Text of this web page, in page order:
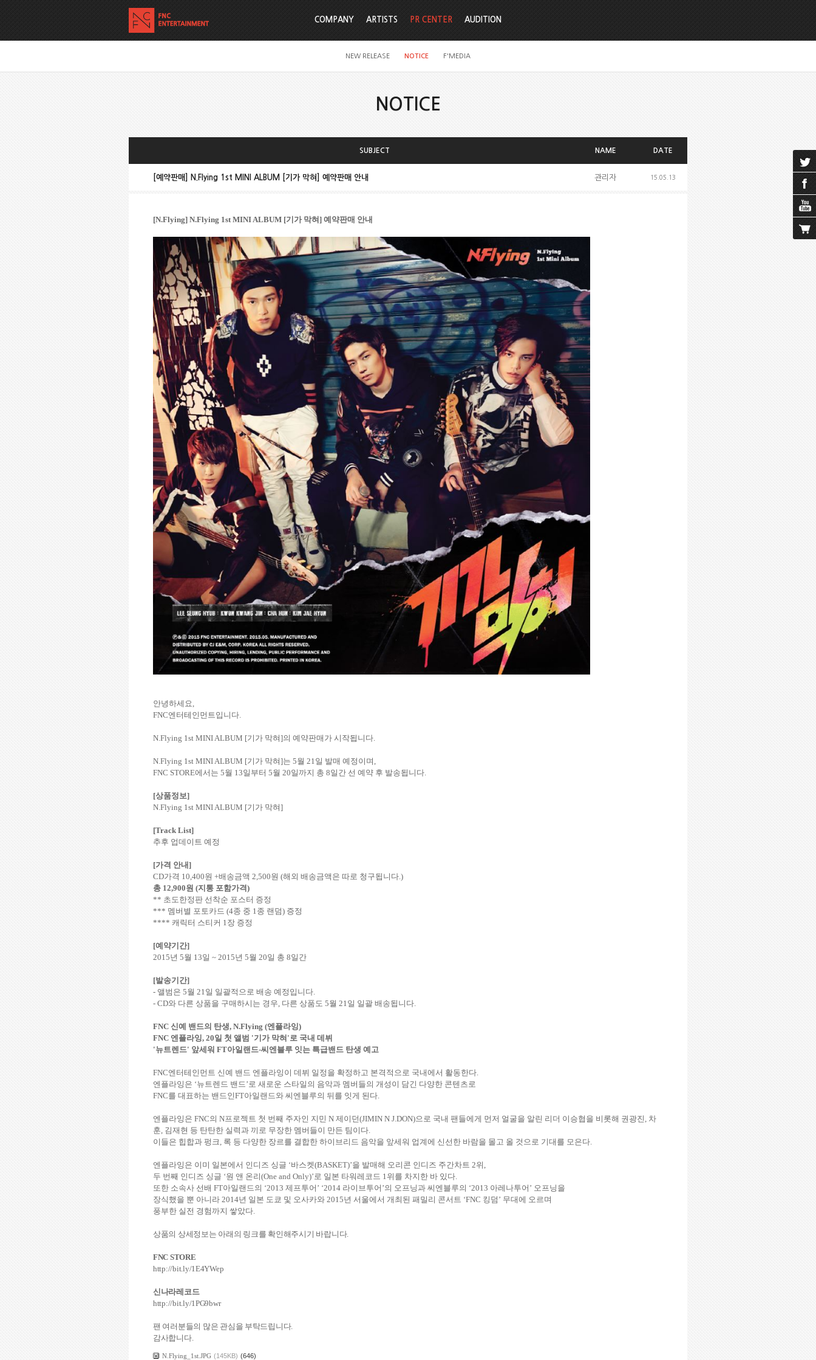
COMPANY ARTISTS PR CENTER
NEW RELEASE NOTICE F'MEDIA
AUDITION
NOTICE
SUBJECT NAME DATE
[예약판매] N.Flying 1st MINI ALBUM [기가 막혀] 예약판매 안내 관리자 15.05.13
[N.Flying] N.Flying 1st MINI ALBUM [기가 막혀 ] 예약판매 안내
안녕하세요
FNC엔터테인먼트입니다
N.Flying 1st MINI ALBUM [기가 막혀]의 예약판매가 시작됩니다
N.Flying 1st MINI ALBUM [기가 막혀]는 5월 21 일 발매 예정이며
FNC STORE에서는 5월 13일부터 5월 20일까지 총 8일간 선 예약 후 발송됩니다
[상품정보]
N.Flying 1st MINI ALBUM [기가 막혀]
[Track List]
추후 업데이트 예정
[가격 안내 ]
CD가격 10,400원 +배송금액 2,500원 (해외 배송금액은 따로 청구됩니다 .)
총 12,900원 (지통 포함가격 )
** 초도한정판 선착순 포스터 증정
*** 멤버별 포토카드 (4종 중 1 종 랜덤) 증정
**** 캐릭터 스티커 1 장 증정
[예약기간]
2015년 5월 13일 ~ 2015년 5월 20일 총 8일간
[발송기간]
- 앨범은 5월 21 일 일괄적으로 배송 예정입니다
- CD와 다른 상품을 구매하시는 경우 다른 상품도 5월 21 일 일괄 배송됩니다
FNC 신예 밴드의 탄생, N.Flying (엔플라잉)
FNC 엔플라잉, 20일 첫 앨범 '기가 막혀 ' 로 국내 데뷔
'뉴트렌드' 앞세워 FT아일랜드-씨엔블루 잇는 특급밴드 탄생 예고
FNC엔터테인먼트 신예 밴드 엔플라잉이 데뷔 일정을 확정하고 본격적으로 국내에서 활동한다
엔플라잉은 ‘뉴트렌드 밴드’로 새로운 스타일의 음악과 멤버들의 개성이 담긴 다양한 콘텐츠로
FNC를 대표하는 밴드인FT아일랜드와 씨엔블루의 뒤를 잇게 된다
엔플라잉은 FNC의 N프로젝트 첫 번째 주자인 지민 N 제이던(JIMIN N J.DON)으로 국내 팬들에게 먼저 얼굴을 알린 리더 이승협을 비롯해 권광진 차
훈 김재현 등 탄탄한 실력과 끼로 무장한 멤버들이 만든 팀이다
이들은 힙합과 펑크 록 등 다양한 장르를 결합한 하이브리드 음악을 앞세워 업계에 신선한 바람을 몰고 올 것으로 기대를 모은다
엔플라잉은 이미 일본에서 인디즈 싱글 ‘바스켓(BASKET)’을 발매해 오리콘 인디즈 주간차트 2위
두 번째 인디즈 싱글 ‘원 앤 온리(One and Only)’로 일본 타워레코드 1 위를 차지한 바 있다
또한 소속사 선배 FT아일랜드의 ‘2013 제프투어’ ‘2014 라이브투어’의 오프닝과 씨엔블루의 ‘2013 아레나투어’ 오프닝을
장식했을 뿐 아니라 2014년 일본 도쿄 및 오사카와 2015년 서울에서 개최된 패밀리 콘서트 ‘FNC 킹덤’ 무대에 오르며
풍부한 실전 경험까지 쌓았다
상품의 상세정보는 아래의 링크를 확인해주시기 바랍니다.
FNC STORE
http://bit.ly/1E4YWep
신나라레코드
http://bit.ly/1PG9bwr
팬 여러분들의 많은 관심을 부탁드립니다.
감사합니다.
N.Flying_1st.JPG (145KB) (646)